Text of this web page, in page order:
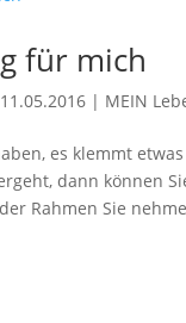
für mich
11.05.2016 | MEIN
es klemmt
dann können
Rahmen Sie